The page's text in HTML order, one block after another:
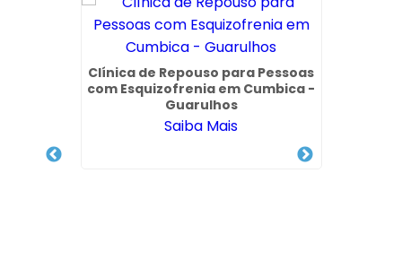
Clínica de Repouso para Pessoas
com Esquizofrenia em Cumbica -
Guarulhos
Saiba Mais